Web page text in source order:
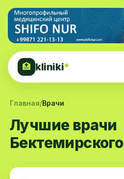
🏥 kliniki*
Главная/Врачи
Лучшие врачи